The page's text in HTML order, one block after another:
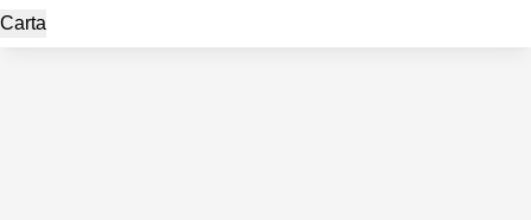
Carta